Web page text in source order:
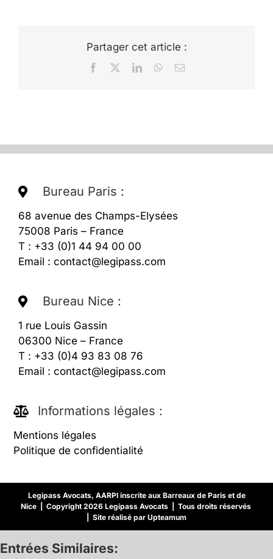
Partager cet article :
Facebook LinkedInWhatsApp
Email
Bureau Paris :
68 avenue des Champs-Elysées
75008 Paris – France
T : +33 (0)1 44 94 00 00
Email : contact@legipass.com
Bureau Nice :
1 rue Louis Gassin
06300 Nice – France
T : +33 (0)4 93 83 08 76
Email : contact@legipass.com
Informations légales :
Mentions légales
Politique de confidentialité
Legipass Avocats, AARPI inscrite aux Barreaux de Paris et de
Nice | Copyright 2026 Legipass Avocats | Tous droits réservés
| Site réalisé par Upteamum
Entrées Similaires: